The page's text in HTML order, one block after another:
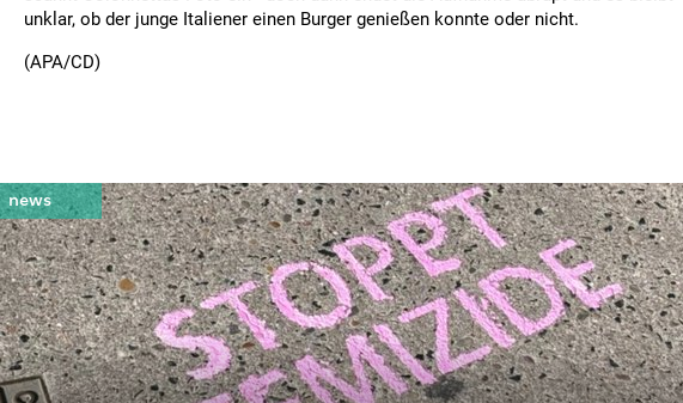
unklar, ob der junge Italiener einen Burger genießen konnte oder nicht.
(APA/CD)